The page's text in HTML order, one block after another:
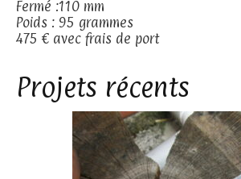
Fermé :110 mm
Poids : 95 grammes
475 € avec frais de port
Projets récents